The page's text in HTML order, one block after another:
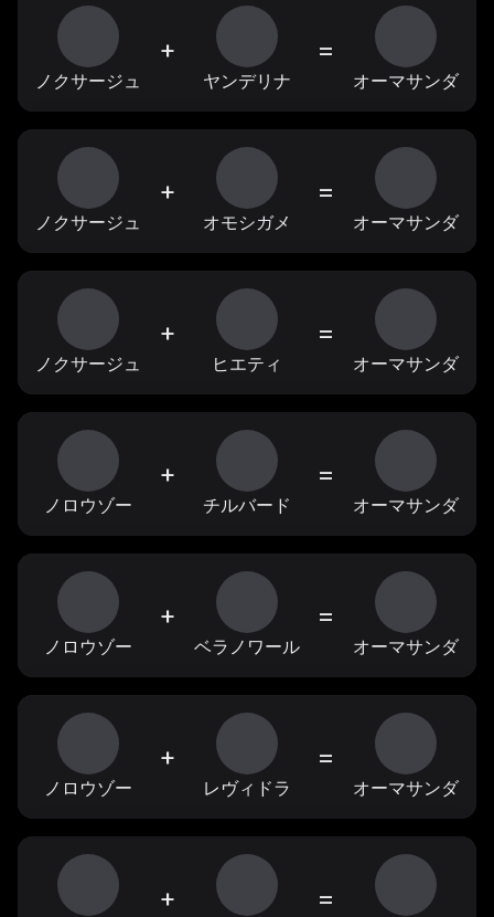
ノクサージュ
+
ヤンデリナ
=
オーマサンダ
ノクサージュ
+
オモシガメ
=
オーマサンダ
ノクサージュ
+
ヒエティ
=
オーマサンダ
ノロウゾー
+
チルバード
=
オーマサンダ
ノロウゾー
+
ベラノワール
=
オーマサンダ
ノロウゾー
+
レヴィドラ
=
オーマサンダ
+ =